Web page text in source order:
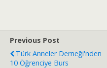
Previous Post
Türk Anneler Derneği'nden
10 Öğrenciye Burs